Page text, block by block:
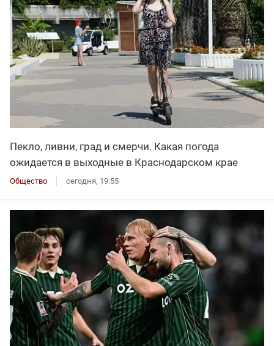
Пекло, ливни, град и смерчи. Какая погода
ожидается в выходные в Краснодарском крае
Общество сегодня, 19:55